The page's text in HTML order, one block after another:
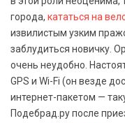
города, кататься на
извилистым узким
заблудиться новичку.
очень неудобно.
GPS и Wi-Fi (он везде
интернет-пакетом —
Подебрад.ру после